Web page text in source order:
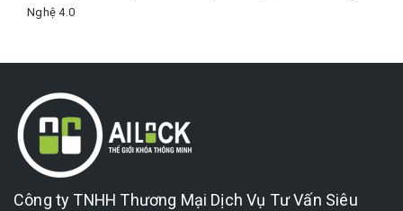
Nghệ 4.0
Công ty TNHH Thương Mại Dịch Vụ Tư Vấn Siêu